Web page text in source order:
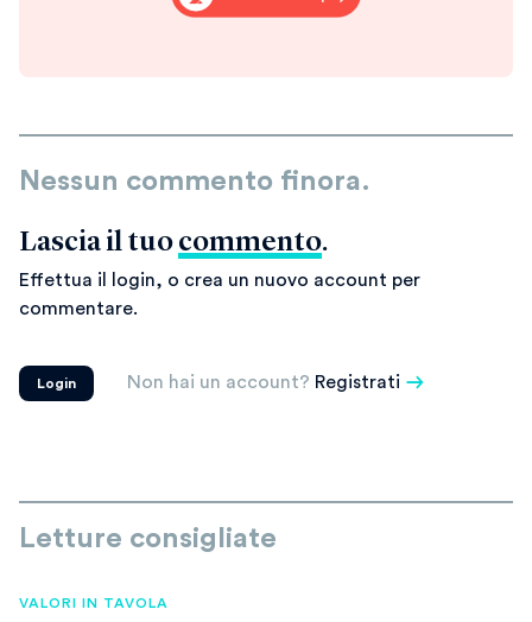
Nessun commento finora.
Lascia il tuo commento.
Effettua il login, o crea un nuovo account per
commentare.
Login Non hai un account? Registrati
Letture consigliate
VALORI IN TAVOLA